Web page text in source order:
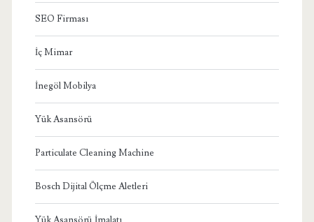
SEO Firması
İç Mimar
İnegöl Mobilya
Yük Asansörü
Particulate Cleaning Machine
Bosch Dijital Ölçme Aletleri
Yük Asansörü İmalatı